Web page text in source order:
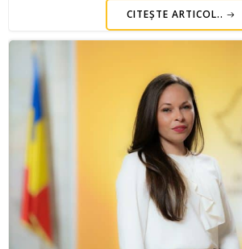
CITEȘTE ARTICOL..